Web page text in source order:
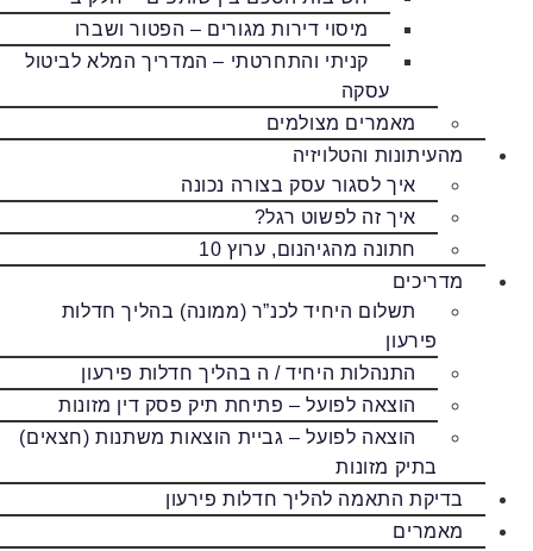
מיסוי דירות מגורים – הפטור ושברו
קניתי והתחרטתי – המדריך המלא לביטול
עסקה
מאמרים מצולמים
מהעיתונות והטלויזיה
איך לסגור עסק בצורה נכונה
איך זה לפשוט רגל?
חתונה מהגיהנום, ערוץ 10
מדריכים
תשלום היחיד לכנ”ר (ממונה) בהליך חדלות
פירעון
התנהלות היחיד / ה בהליך חדלות פירעון
הוצאה לפועל – פתיחת תיק פסק דין מזונות
הוצאה לפועל – גביית הוצאות משתנות (חצאים)
בתיק מזונות
בדיקת התאמה להליך חדלות פירעון
מאמרים